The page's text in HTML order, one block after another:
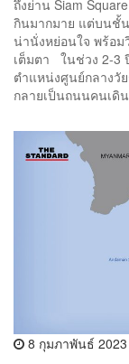
ถึงย่าน Siam
กินมากมาย แต่บนชั้
น่านั่งหย่อนใจ พร้อ
เต็มตา ในช่วง 2-3
ตำแหน่งศูนย์กลางวั
กลายเป็นถนนคนเดิ
8 กุมภาพันธ์ 2023